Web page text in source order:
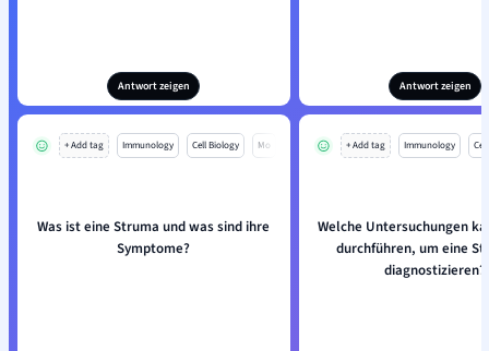
Antwort zeigen Antwort zeigen
+ Add tag Immunology Cell Biology Mo
Was ist eine Struma und was sind ihre
Symptome?
+ Add tag Immunology
Welche Untersuchungen
durchführen, um eine
diagnostizieren?